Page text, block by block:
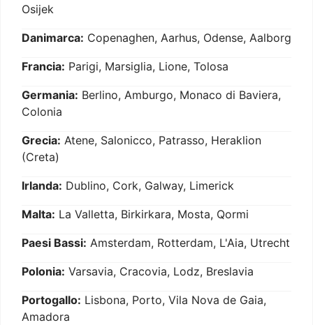
Osijek
Danimarca: Copenaghen, Aarhus, Odense, Aalborg
Francia: Parigi, Marsiglia, Lione, Tolosa
Germania: Berlino, Amburgo, Monaco di Baviera,
Colonia
Grecia: Atene, Salonicco, Patrasso, Heraklion
(Creta)
Irlanda: Dublino, Cork, Galway, Limerick
Malta: La Valletta, Birkirkara, Mosta, Qormi
Paesi Bassi: Amsterdam, Rotterdam, L'Aia, Utrecht
Polonia: Varsavia, Cracovia, Lodz, Breslavia
Portogallo: Lisbona, Porto, Vila Nova de Gaia,
Amadora